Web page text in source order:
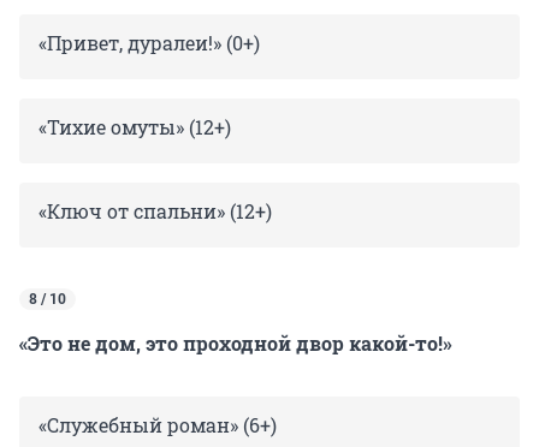
«Привет, дуралеи!» (0+)
«Тихие омуты» (12+)
«Ключ от спальни» (12+)
8 / 10
«Это не дом, это проходной двор какой-то!»
«Служебный роман» (6+)